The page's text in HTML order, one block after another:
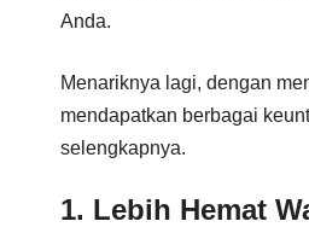
Anda.
Menariknya lagi, dengan
mendapatkan berbagai
selengkapnya.
1. Lebih Hemat